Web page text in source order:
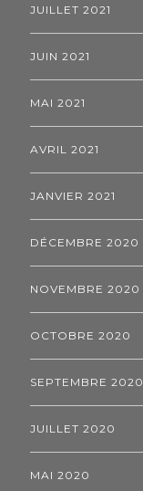
JUILLET 2021
JUIN 2021
MAI 2021
AVRIL 2021
JANVIER 2021
DÉCEMBRE 2020
NOVEMBRE 2020
OCTOBRE 2020
SEPTEMBRE 2020
JUILLET 2020
MAI 2020